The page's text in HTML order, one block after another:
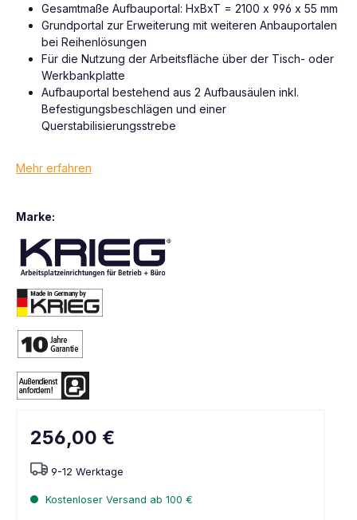
Gesamtmaße Aufbauportal: HxBxT = 2100 x 996 x 55 mm
Grundportal zur Erweiterung mit weiteren Anbauportalen
bei Reihenlösungen
Für die Nutzung der Arbeitsfläche über der Tisch- oder
Werkbankplatte
Aufbauportal bestehend aus 2 Aufbausäulen inkl.
Befestigungsbeschlägen und einer
Querstabilisierungsstrebe
Mehr erfahren
Marke:
256,00 €
9-12 Werktage
Kostenloser Versand ab 100 €